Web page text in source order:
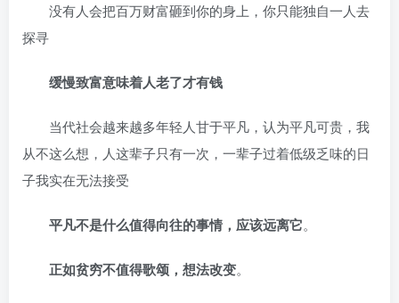
没有人会把百万财富砸到你的身上，你只能独自一人去
探寻
缓慢致富意味着人老了才有钱
当代社会越来越多年轻人甘于平凡，认为平凡可贵，我
从不这么想，人这辈子只有一次，一辈子过着低级乏味的日
子我实在无法接受
平凡不是什么值得向往的事情，应该远离它。
正如贫穷不值得歌颂，想法改变。